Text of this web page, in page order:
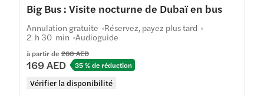
Big Bus : Visite nocturne de Dubaï en bus
à partir de 260 AED
169 AED 35 % de réduction
Vérifier la disponibilité
Annulation gratuite Réservez, payez plus tard
2 h 30 min Audioguide